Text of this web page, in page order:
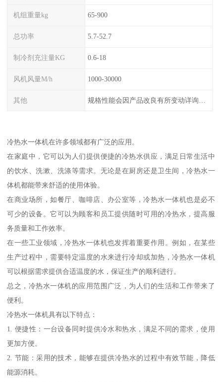
机组重量kg 65-900
总功率 5.7-52.7
制冷剂充注量KG 0.6-18
风机风量M/h 1000-30000
其他
冷热水一体机在许多领域都有广泛的应用。
在家庭中，它可以为人们提供便捷的冷热水供应，满足日常生活中
的饮水、洗漱、洗涤等需求。无论是在厨房还是卫生间，冷热水一
体机都能带来舒适的使用体验。
在商业场所，如餐厅、咖啡店、办公室等，冷热水一体机也是必不
可少的设备。它可以为顾客和员工提供随时可用的冷热水，提高服
务质量和工作效率。
在一些工业领域，冷热水一体机也发挥着重要作用。例如，在某些
生产过程中，需要特定温度的水来进行冷却或加热，冷热水一体机
可以根据需求提供合适温度的水，保证生产的顺利进行。
总之，冷热水一体机的应用范围广泛，为人们的生活和工作带来了
便利。
冷热水一体机具有以下特点：
1. 便捷性：一台设备同时提供冷水和热水，满足不同的需求，使用
更加方便。
2. 节能：采用的技术，能够在提供冷热水的过程中有效节能，降低
能源消耗。